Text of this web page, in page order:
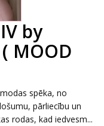
by
MOOD
spēka, no
pārliecību un
rodas, kad iedvesm...